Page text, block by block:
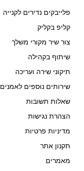
פלייבקים נדירים לקנייה
קליפ בקליק
צור שיר מקורי משלך
שיתוף בקהילה
תיקוני שירה ועריכה
שירותים נוספים לאמנים
שאלות תשובות
הצהרת נגישות
מדיניות פרטיות
תקנון אתר
מאמרים